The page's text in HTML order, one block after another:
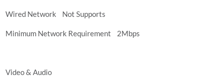
Wired Network Not Supports
Minimum Network Requirement 2Mbps
Video & Audio